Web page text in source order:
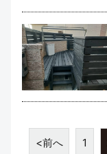
<前へ 1